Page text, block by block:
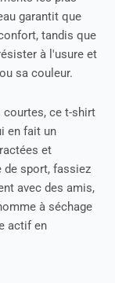
garantit que
tandis que
à l'usure et
sa couleur.
courtes, ce t-shirt
en fait un
et
de sport, fassiez
avec des amis,
à séchage
actif en